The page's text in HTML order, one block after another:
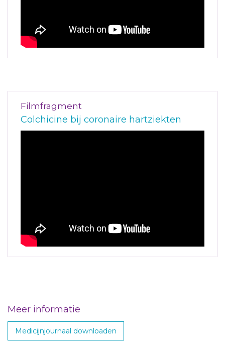
Filmfragment
Colchicine bij coronaire hartziekten
Meer informatie
Medicijnjournaal downloaden